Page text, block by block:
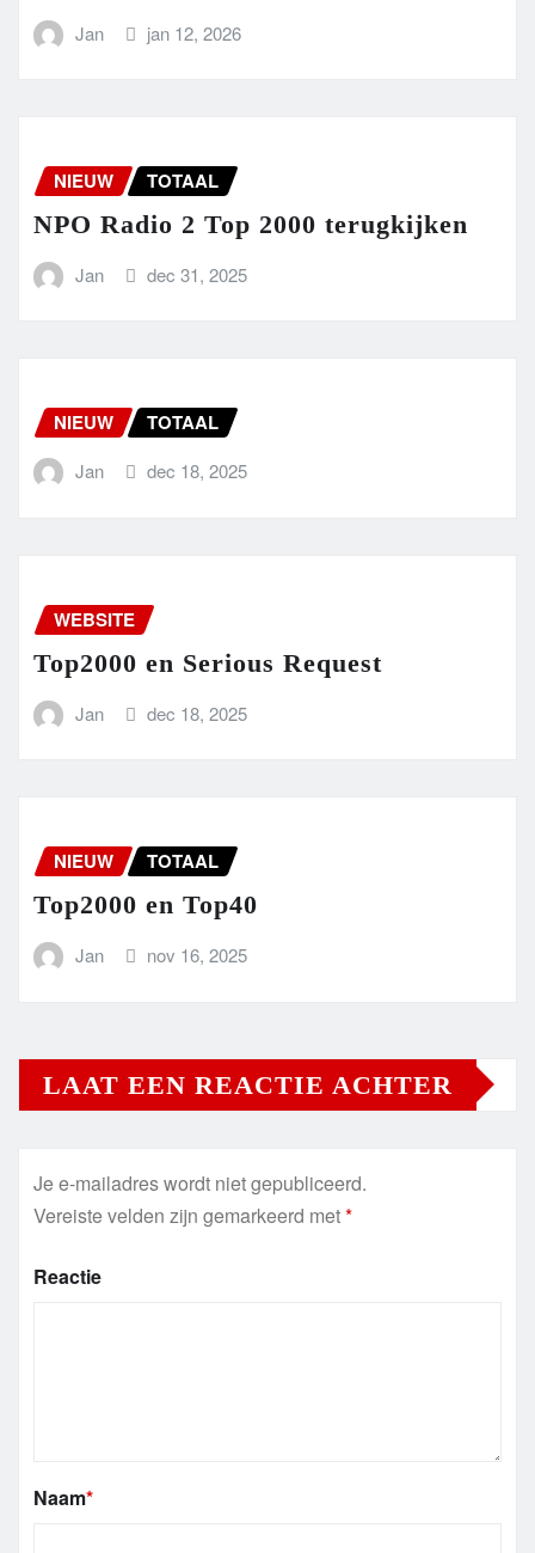
Jan jan 12, 2026
NIEUW TOTAAL
NPO Radio 2 Top 2000 terugkijken
Jan dec 31, 2025
NIEUW TOTAAL
Jan dec 18, 2025
WEBSITE
Top2000 en Serious Request
Jan dec 18, 2025
NIEUW TOTAAL
Top2000 en Top40
Jan nov 16, 2025
LAAT EEN REACTIE ACHTER
Je e-mailadres wordt niet gepubliceerd.
Vereiste velden zijn gemarkeerd met*
Reactie
Naam*